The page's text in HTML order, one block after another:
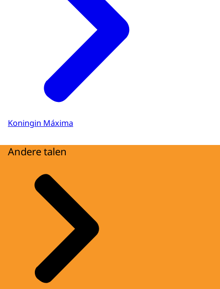
Koningin Máxima
Andere talen